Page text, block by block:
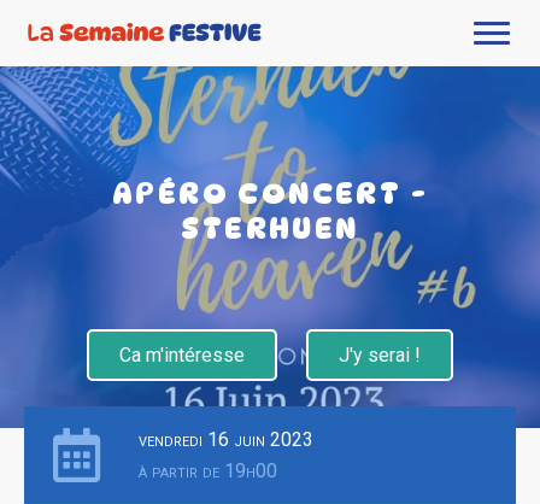
APÉRO CONCERT -
STERHUEN
Ca m'intéresse J'y serai !
vendredi 16 juin 2023
à partir de 19h00